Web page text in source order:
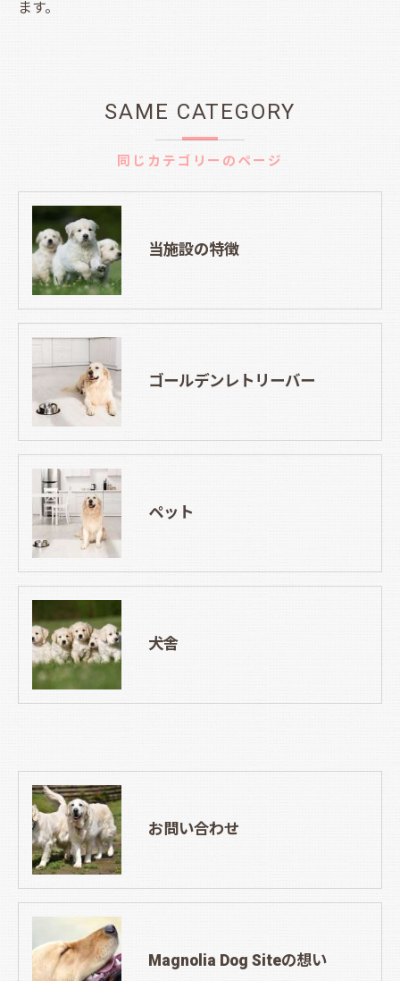
ます。
同じカテゴリーのページ
SAME CATEGORY
当施設の特徴
ゴールデンレトリーバー
ペット
犬舎
お問い合わせ
Magnolia Dog Siteの想い